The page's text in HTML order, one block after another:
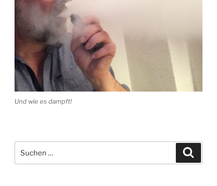
Und wie es dampft!
nach: